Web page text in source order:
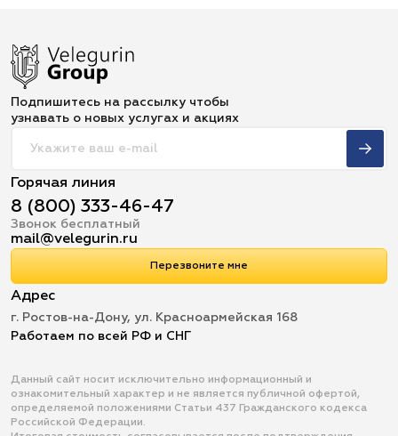
Подпишитесь на рассылку чтобы
узнавать о новых услугах и акциях
Горячая линия
8 (800) 333-46-47
Звонок бесплатный
mail@velegurin.ru
Перезвоните мне
Адрес
г. Ростов-на-Дону, ул. Красноармейская 168
Работаем по всей РФ и СНГ
Данный сайт носит исключительно информационный и
ознакомительный характер и не является публичной офертой,
определяемой положениями Статьи 437 Гражданского кодекса
Российской Федерации.